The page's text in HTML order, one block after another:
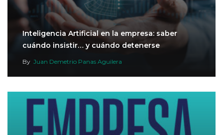
Inteligencia Artificial en la empresa: saber
cuándo insistir… y cuándo detenerse
By Juan Demetrio Panas Aguilera